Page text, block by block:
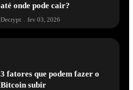
até onde pode cair?
Decrypt . fev 03, 2026
3 fatores que podem fazer o
Bitcoin subir